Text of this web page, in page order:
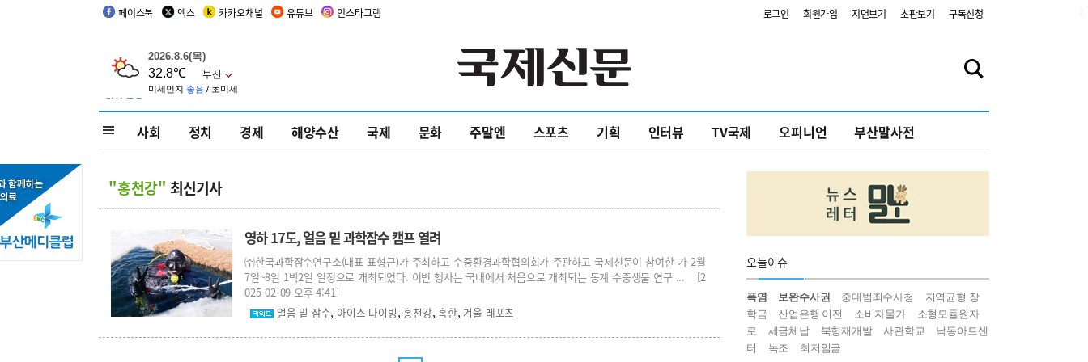
페이스북 엑스 카카오채널 유튜브 인스타그램 로그인 회원가입 지면보기 초판보기 구독신청
사회 정치 경제 해양수산 국제 문화 주말엔 스포츠 기획 인터뷰 TV국제 오피니언 부산말사전
"홍천강" 최신기사
영하 17도, 얼음 밑 과학잠수 캠프 열려
㈜한국과학잠수연구소(대표 표형근)가 주최하고 수중환경과학협의회가 주관하고 국제신문이 참여한 가 2월
7일~8일 1박2일 일정으로 개최되었다. 이번 행사는 국내에서 처음으로 개최되는 동계 수중생물 연구 ... [2
025-02-09 오후 4:41]
얼음 밑 잠수,아이스 다이빙,홍천강,혹한,겨울 레포츠
오늘이슈
폭염 보완수사권 중대범죄수사청
지역균형 장
학금
산업은행 이전 소비자물가
소형모듈원자
로
세금체납 북항재개발 사관학교
낙동아트센
터
녹조 최저임금